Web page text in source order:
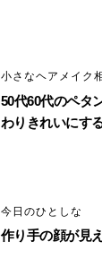
小さなヘアメイク
50代60代のペタ
わりきれいにす
今日のひとしな
作り手の顔が見